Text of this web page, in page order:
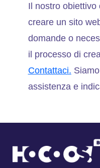
Il nostro obiettivo
creare un sito
domande o
il processo di
Contattaci.
assistenza e